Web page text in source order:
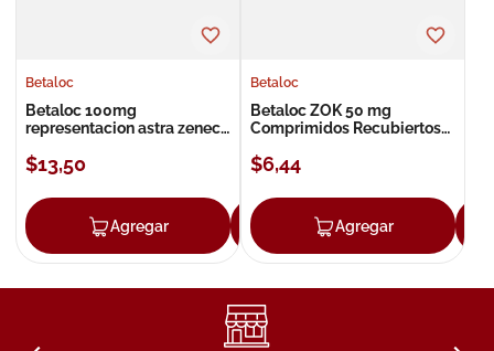
Betaloc
Betaloc 100mg
representacion astra zeneca
$13,50
Agregar Agregar
Betaloc
Betaloc ZOK 50 mg
Comprimidos Recubiertos
$6,44
Agregar